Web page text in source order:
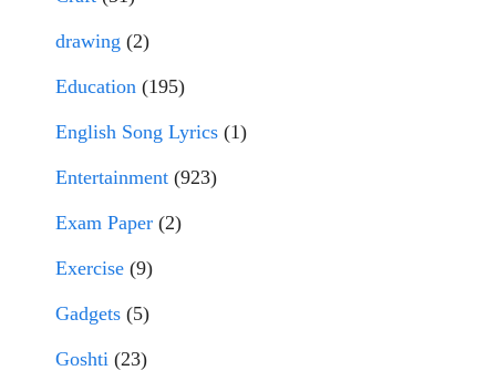
drawing (2)
Education (195)
English Song Lyrics (1)
Entertainment (923)
Exam Paper (2)
Exercise (9)
Gadgets (5)
Goshti (23)